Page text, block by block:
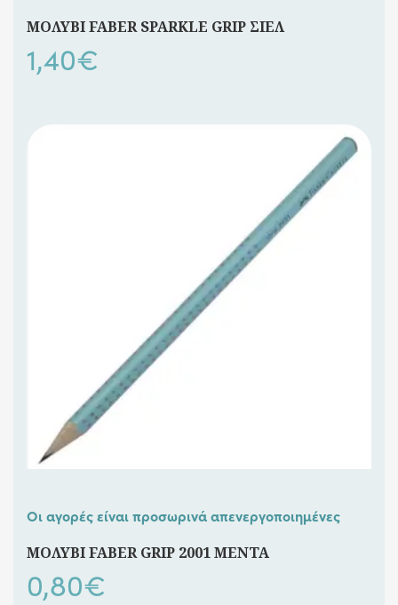
ΜΟΛΥΒΙ FABER SPARKLE GRIP ΣΙΕΛ
1,40€
Οι αγορές είναι προσωρινά απενεργοποιημένες
ΜΟΛΥΒΙ FABER GRIP 2001 ΜΕΝΤΑ
0,80€